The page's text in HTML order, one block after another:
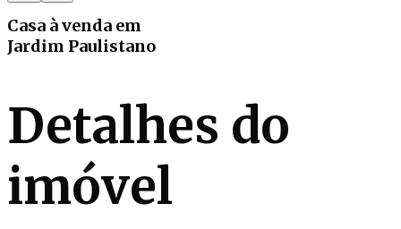
Casa à venda em
Jardim Paulistano
Detalhes do
imóvel